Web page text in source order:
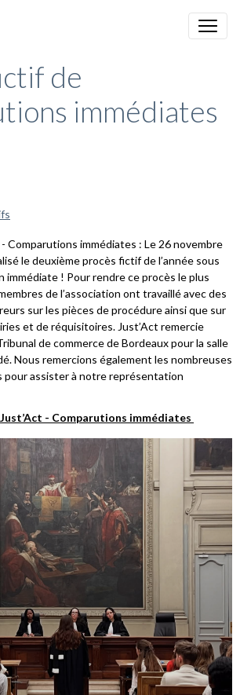
de
immédiates
Comparutions immédiates : Le 26 novembre
le deuxième procès fictif de l’année sous
immédiate ! Pour rendre ce procès le plus
de l’association ont travaillé avec des
sur les pièces de procédure ainsi que sur
et de réquisitoires. Just’Act remercie
de commerce de Bordeaux pour la salle
Nous remercions également les nombreuses
pour assister à notre représentation
- Comparutions immédiates